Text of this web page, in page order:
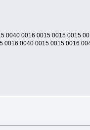
0040 0016 0015 0015 0015
0040 0015 0015 0016